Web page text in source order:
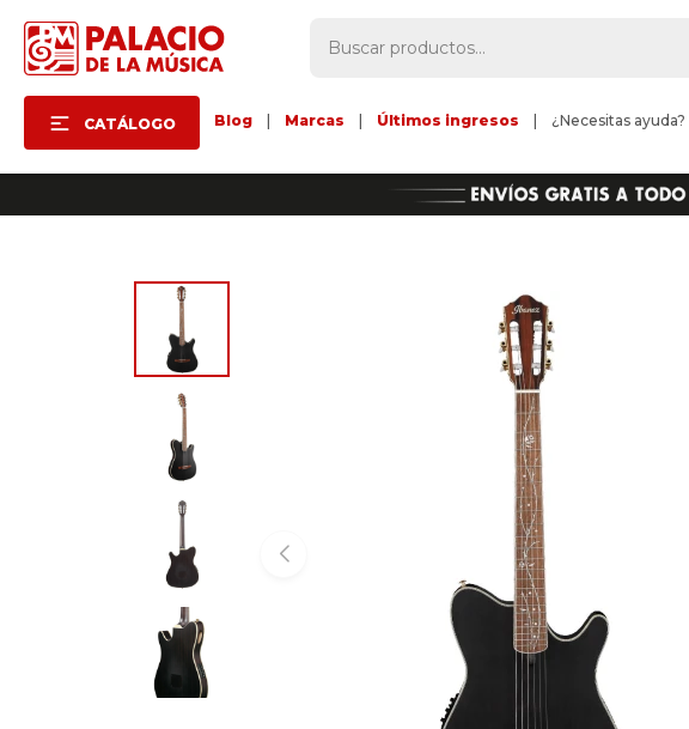
CATÁLOGO Blog Marcas Últimos ingresos ¿Necesitas ayuda?